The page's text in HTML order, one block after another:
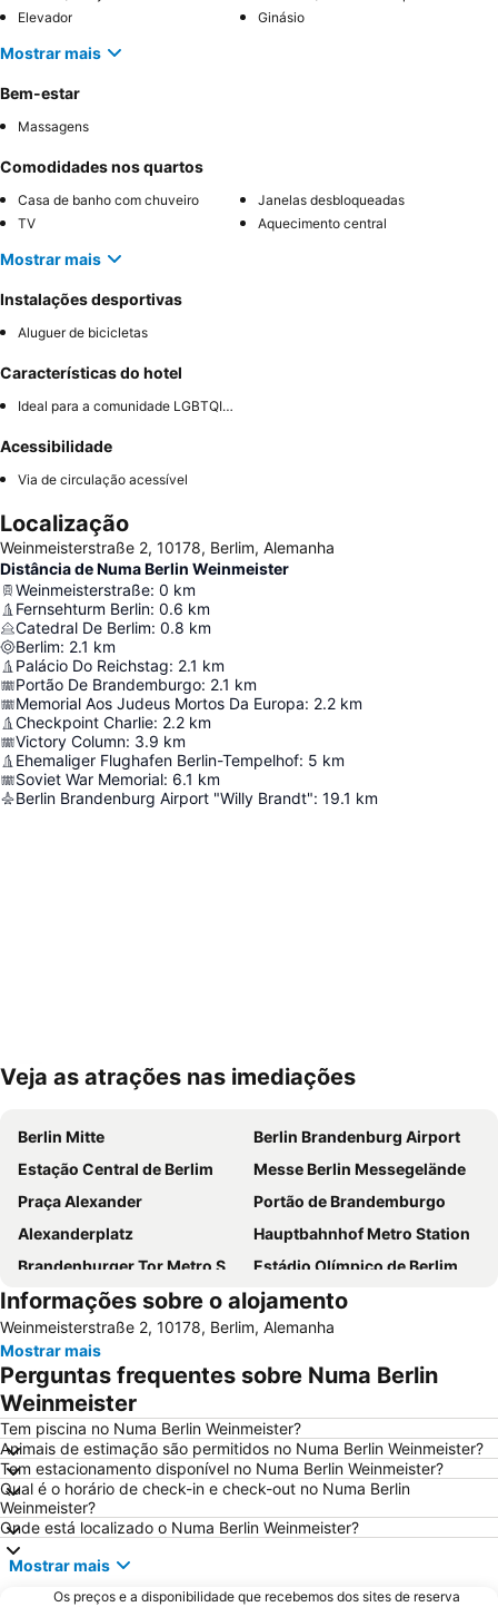
Elevador
Ginásio
Mostrar mais
Bem-estar
Massagens
Comodidades nos quartos
Casa de banho com chuveiro
Janelas desbloqueadas
TV
Aquecimento central
Mostrar mais
Instalações desportivas
Aluguer de bicicletas
Características do hotel
Ideal para a comunidade LGBTQIA+
Acessibilidade
Via de circulação acessível
Localização
Weinmeisterstraße 2, 10178, Berlim, Alemanha
Distância de Numa Berlin Weinmeister
Weinmeisterstraße: 0 km
Fernsehturm Berlin: 0.6 km
Catedral De Berlim: 0.8 km
Berlim: 2.1 km
Palácio Do Reichstag: 2.1 km
Portão De Brandemburgo: 2.1 km
Memorial Aos Judeus Mortos Da Europa: 2.2 km
Checkpoint Charlie: 2.2 km
Victory Column: 3.9 km
Ehemaliger Flughafen Berlin-Tempelhof: 5 km
Soviet War Memorial: 6.1 km
Berlin Brandenburg Airport "Willy Brandt": 19.1 km
Ampliar mapa
Veja as atrações nas imediações
Berlin Mitte
Berlin Brandenburg Airport
Estação Central de Berlim
Messe Berlin Messegelände
Praça Alexander
Portão de Brandemburgo
Alexanderplatz
Hauptbahnhof Metro Station
Brandenburger Tor Metro Station
Estádio Olímpico de Berlim
Potsdamer Platz
Uber Arena
Zoo Berlim
Alexanderplatz Metro Station
Nollendorfplatz Metro Station
Neukölln
Schöneberg
Checkpoint Charlie
Wintergarten Variety Theater
Kreuzberg
Spandau
Ilha dos Museus - Museumsinsel
ITB - Berlin
Centro Histórico de Potsdam
Jannowitzbrücke Metro Station
Centrum Judaicum
Friedrichshain
KaDeWe
Informações sobre o alojamento
Weinmeisterstraße 2, 10178, Berlim, Alemanha
Mostrar mais
Perguntas frequentes sobre Numa Berlin
Weinmeister
Tem piscina no Numa Berlin Weinmeister?
Animais de estimação são permitidos no Numa Berlin Weinmeister?
Tem estacionamento disponível no Numa Berlin Weinmeister?
Qual é o horário de check-in e check-out no Numa Berlin
Weinmeister?
Onde está localizado o Numa Berlin Weinmeister?
Mostrar mais
Os preços e a disponibilidade que recebemos dos sites de reserva